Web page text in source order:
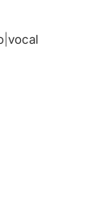
vocal